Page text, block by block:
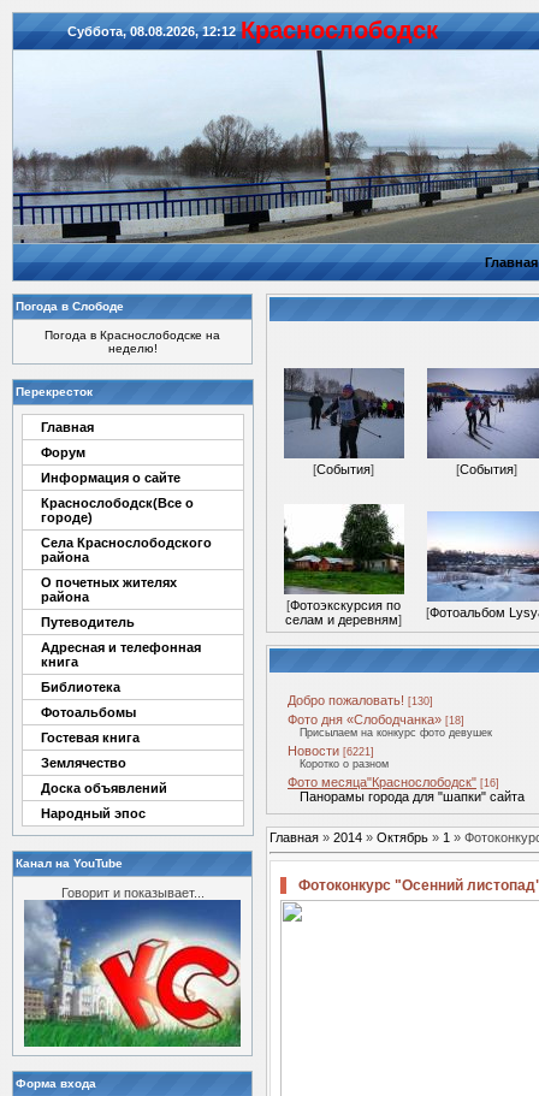
Суббота, 08.08.2026, 12:12 Красноcлободск
Главная
Погода в Слободе
Погода в Краснослободске на
неделю!
Перекресток
Главная
Форум
Информация о сайте
Краснослободск(Все о
городе)
Села Краснослободского
района
О почетных жителях
района
Путеводитель
Адресная и телефонная
книга
Библиотека
Фотоальбомы
Гостевая книга
Землячество
Доска объявлений
Народный эпос
Канал на YouTube
Говорит и показывает...
Форма входа
[События] [События]
[Фотоэкскурсия по
селам и деревням] [Фотоальбом
Добро пожаловать! [130]
Фото дня «Слободчанка» [18]
Присылаем на конкурс фото девушек
Новости [6221]
Коротко о разном
Фото месяца"Краснослободск" [16]
Панорамы города для "шапки" сайта
Главная » 2014 » Октябрь » 1 »
Фотоконкурс "Осенний